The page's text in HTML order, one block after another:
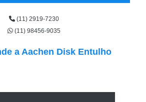
(11) 2919-7230
(11) 98456-9035
a Aachen Disk Entulho